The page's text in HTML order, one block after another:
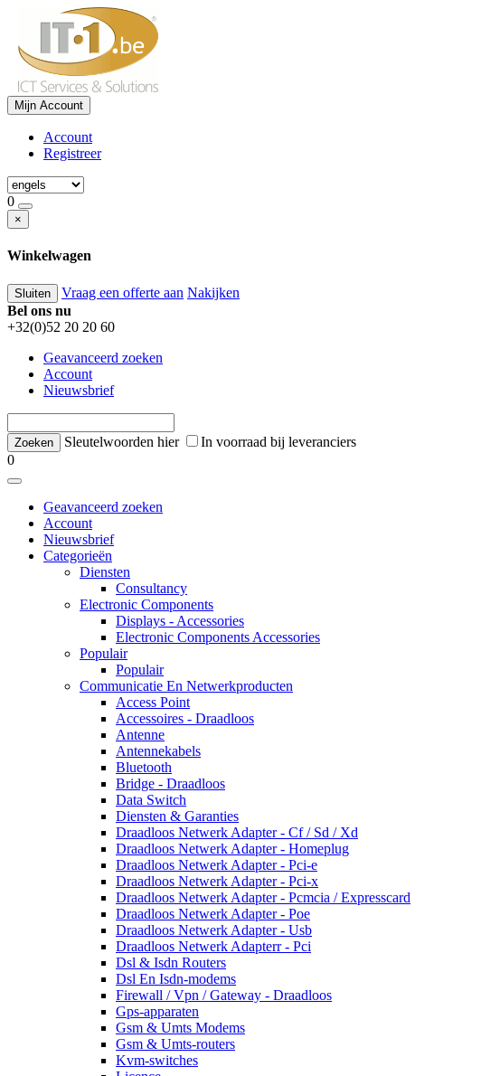
Mijn Account
Account
Registreer
0
×
Winkelwagen
Sluiten Vraag een offerte aan Nakijken
Bel ons nu
+32(0)52 20 20 60
Geavanceerd zoeken
Account
Nieuwsbrief
Sleutelwoorden hier
In voorraad bij leveranciers
0
Geavanceerd zoeken
Account
Nieuwsbrief
Categorieën
Diensten
Consultancy
Electronic Components
Displays - Accessories
Electronic Components Accessories
Populair
Populair
Communicatie En Netwerkproducten
Access Point
Accessoires - Draadloos
Antenne
Antennekabels
Bluetooth
Bridge - Draadloos
Data Switch
Diensten & Garanties
Draadloos Netwerk Adapter - Cf / Sd / Xd
Draadloos Netwerk Adapter - Homeplug
Draadloos Netwerk Adapter - Pci-e
Draadloos Netwerk Adapter - Pci-x
Draadloos Netwerk Adapter - Pcmcia / Expresscard
Draadloos Netwerk Adapter - Poe
Draadloos Netwerk Adapter - Usb
Draadloos Netwerk Adapterr - Pci
Dsl & Isdn Routers
Dsl En Isdn-modems
Firewall / Vpn / Gateway - Draadloos
Gps-apparaten
Gsm & Umts Modems
Gsm & Umts-routers
Kvm-switches